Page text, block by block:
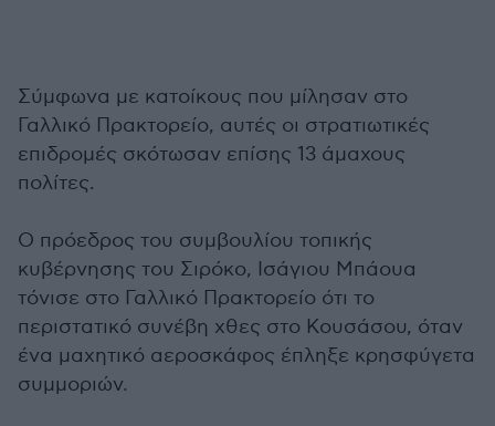
Σύμφωνα με κατοίκους που μίλησαν στο
Γαλλικό Πρακτορείο, αυτές οι στρατιωτικές
επιδρομές σκότωσαν επίσης 13 άμαχους
πολίτες.
Ο πρόεδρος του συμβουλίου τοπικής
κυβέρνησης του Σιρόκο, Ισάγιου Μπάουα
τόνισε στο Γαλλικό Πρακτορείο ότι το
περιστατικό συνέβη χθες στο Κουσάσου, όταν
ένα μαχητικό αεροσκάφος έπληξε κρησφύγετα
συμμοριών.